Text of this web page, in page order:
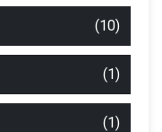
(10)
(1)
(1)